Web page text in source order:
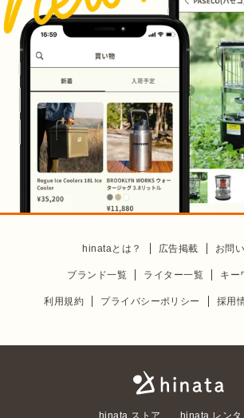
hinataとは？ 広告掲載 お問
ブランド一覧 ライター一覧 キー
利用規約 プライバシーポリシー 採用
hinata ストア hinata レンタ